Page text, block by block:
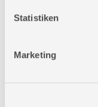
Statistiken
Marketing